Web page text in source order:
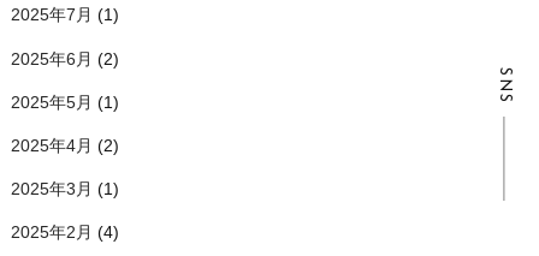
SNS
2025年7月 (1)
2025年6月 (2)
2025年5月 (1)
2025年4月 (2)
2025年3月 (1)
2025年2月 (4)